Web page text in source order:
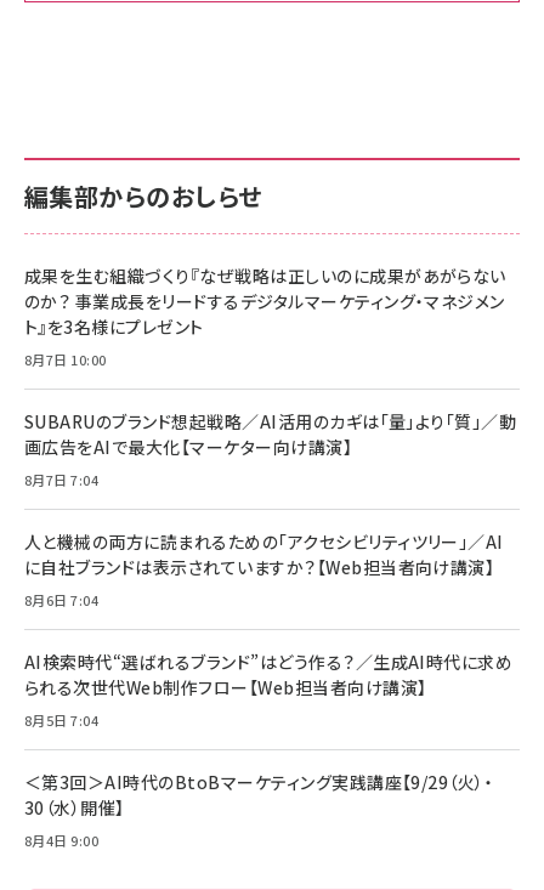
￥880
anan(アンアン)2026/06/24号 No.2500増刊
スペシャルエディション[王道エンタメの矜持／
￥1,100
anan(アンアン)2026/07/08号 No.2502[2026
￥880
ママ投資家が育休中に１億貯めた株式投資
組織の成果を最大化する ルールのデザイン
￥1,980
Amazonランキングをもっと見る
サポート正規品 メーカー保証5年 KLMEA128G
NIMASO ガラスフィルム iPhone 17 用 保護フィ
すい ガイド枠付き いPhone17 (6.3インチ) 対応
2枚セット DSP25F1698
￥1,599
￥6,980
全ワイヤレスイヤホン/アクティブノイズキャンセリ
技術基準適合】ブラック
￥5,990
ケーブル Anker絡まないケーブル 240W 結束バン
ド付き USB PD対応 シリコン素材採用 iPhone
17 / 16 / 15 / Galaxy iPad Pro MacBook
Pro/Air 各種対応 (1.8m ミッドナイトブラック)
￥1,890
サポート正規品 メーカー保証5年 KLMEA128G
Amazon eギフトカード - Amazonロゴ - クラ
￥5,000
Anker PowerLine III Flow USB-C & USB-C
Pro/Air 各種対応 (1.8m ミッドナイトブラック)
￥1,890
サッポロ 生ビール 黒ラベル 350ml 缶 24本 ビー
ル ケース買い【6/30応募〆切! 黒ラベルビヤセラー
￥4,857
編集部からのおしらせ
成果を生む組織づくり『なぜ戦略は正しいのに成果があがらない
のか？ 事業成長をリードするデジタルマーケティング・マネジメン
ト』を3名様にプレゼント
8月7日 10:00
SUBARUのブランド想起戦略／AI活用のカギは「量」より「質」／動
画広告をAIで最大化【マーケター向け講演】
8月7日 7:04
人と機械の両方に読まれるための「アクセシビリティツリー」／AI
に自社ブランドは表示されていますか？【Web担当者向け講演】
8月6日 7:04
AI検索時代“選ばれるブランド”はどう作る？／生成AI時代に求め
られる次世代Web制作フロー【Web担当者向け講演】
8月5日 7:04
＜第3回＞AI時代のBtoBマーケティング実践講座【9/29（火）・
30（水）開催】
8月4日 9:00